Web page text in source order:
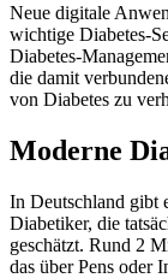
Neue digitale
wichtige Diabetes-
Diabetes-
die damit
von Diabetes zu
Moderne
In Deutschland gibt
Diabetiker, die
geschätzt. Rund 2
das über Pens oder